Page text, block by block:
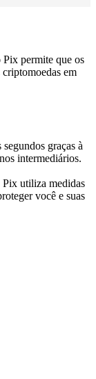
permite que os
criptomoedas em
graças à
intermediários.
utiliza medidas
você e suas